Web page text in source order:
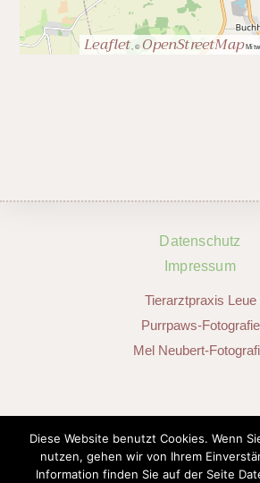
Leaflet , © OpenStreetMap
Datenschutz
Impressum
Tierarztpraxis Leue
Purrpaws-Fotografie
Mel Neubert-
SOCIAL MEDIA
Diese Website benutzt Cookies. Wenn
nutzen, gehen wir von Ihrem
Information finden Sie auf der Seite